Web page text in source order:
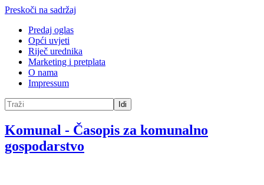
Preskoči na sadržaj
Predaj oglas
Opći uvjeti
Riječ urednika
Marketing i pretplata
O nama
Impressum
Idi
Komunal - Časopis za komunalno
gospodarstvo